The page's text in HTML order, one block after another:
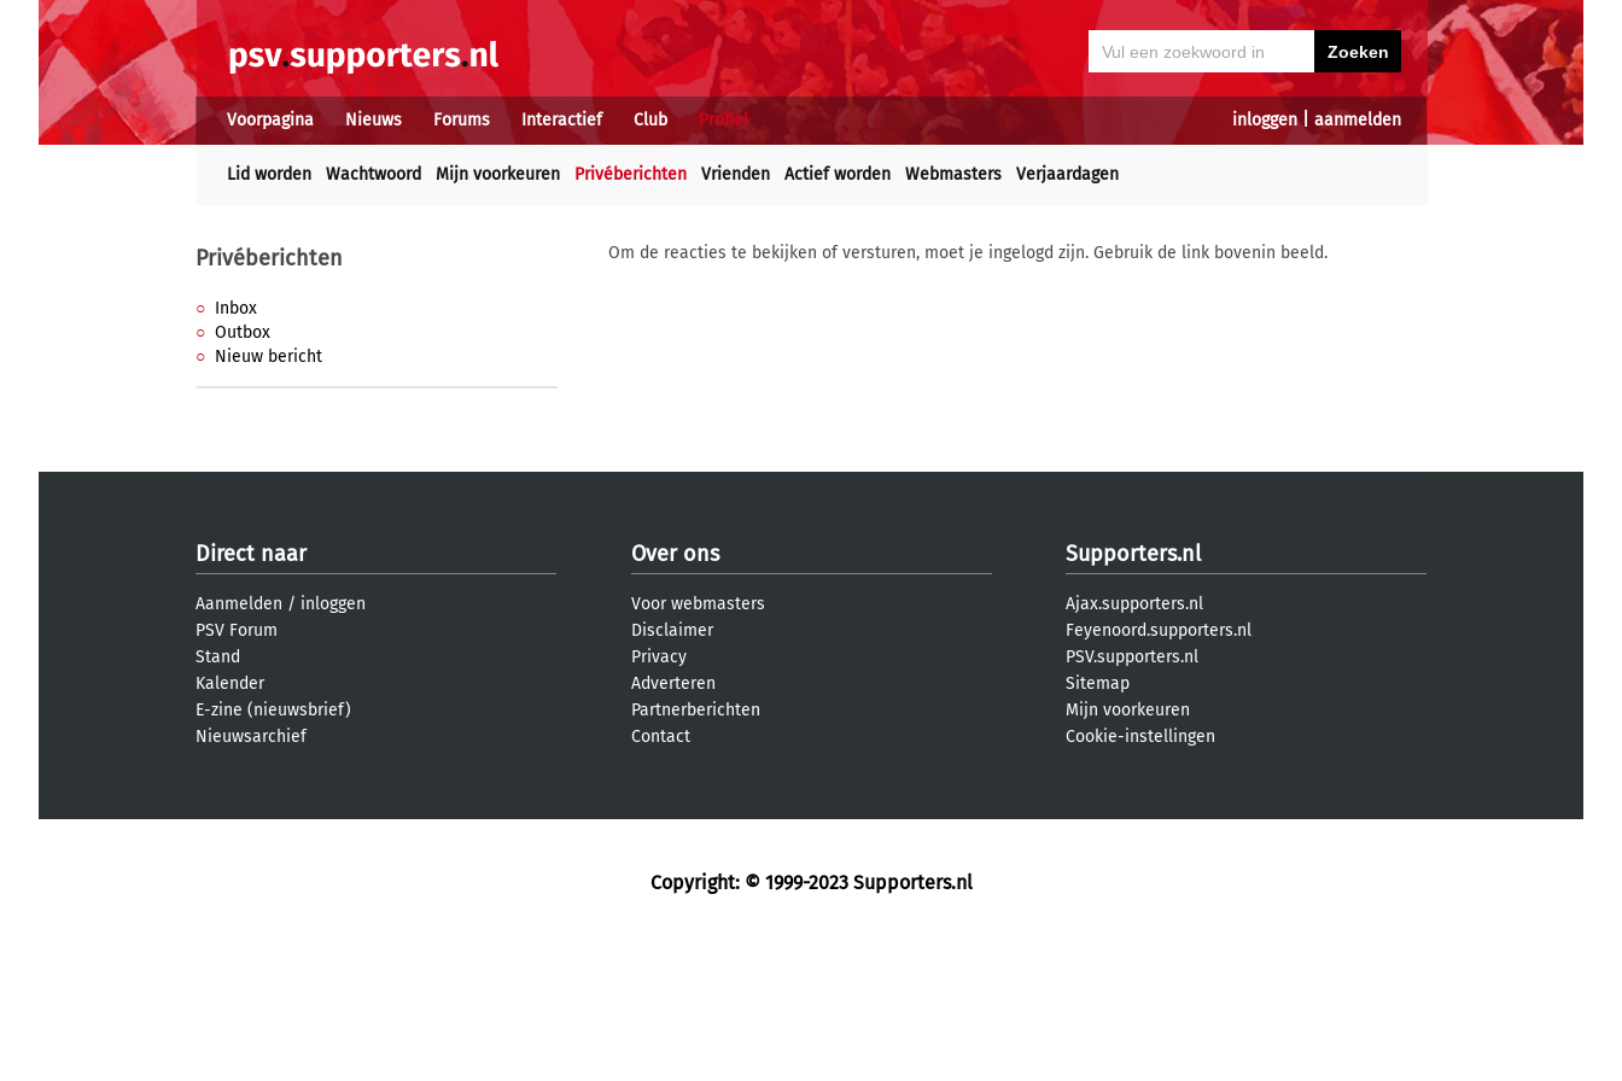
inloggen| aanmelden
Voorpagina Nieuws Forums Interactief Club Profiel
Lid worden Wachtwoord Mijn voorkeuren Privéberichten Vrienden Actief worden Webmasters Verjaardagen
Privéberichten
Inbox
Outbox
Nieuw bericht
Om de reacties te bekijken of versturen, moet je ingelogd zijn. Gebruik de link bovenin beeld.
Direct naar
Aanmelden / inloggen
PSV Forum
Stand
Kalender
E-zine (nieuwsbrief)
Nieuwsarchief
Over ons
Voor webmasters
Disclaimer
Privacy
Adverteren
Partnerberichten
Contact
Supporters.nl
Ajax.supporters.nl
Feyenoord.supporters.nl
PSV.supporters.nl
Sitemap
Mijn voorkeuren
Cookie-instellingen
Copyright: © 1999-2023 Supporters.nl